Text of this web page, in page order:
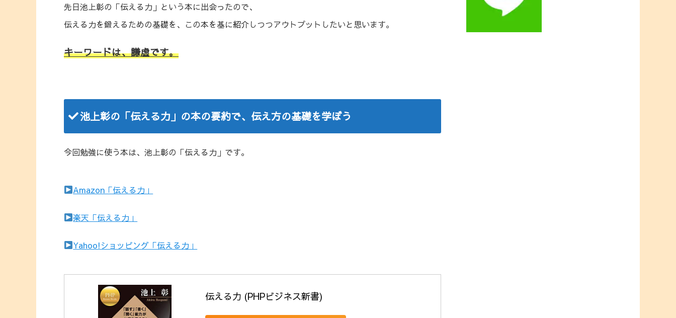
先日池上彰の「伝える力」という本に出会ったので、
伝える力を鍛えるための基礎を、この本を基に紹介しつつアウトプットしたいと思います。
キーワードは、謙虚です。
池上彰の「伝える力」の本の要約で、伝え方の基礎を学ぼう
今回勉強に使う本は、池上彰の「伝える力」です。
Amazon「伝える力」
楽天「伝える力」
Yahoo!ショッピング「伝える力」
伝える力 (PHPビジネス新書)